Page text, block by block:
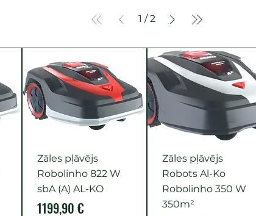
1 / 2
Zāles pļāvējs
Robolinho 822 W
sbA (A) AL-KO
Cena
1199,90 €
Zāles pļāvējs
Robots Al-Ko
Robolinho 350 W
350m²